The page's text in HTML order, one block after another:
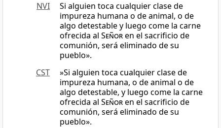
NVI
Si alguien toca cualquier clase de
impureza humana o de animal, o de
algo detestable y luego come la carne
ofrecida al Señoren el sacrificio de
comunión, será eliminado de su
pueblo».
CST
»Si alguien toca cualquier clase de
impureza humana, o de animal o de
algo detestable, y luego come la carne
ofrecida al Señoren el sacrificio de
comunión, será eliminado de su
pueblo».